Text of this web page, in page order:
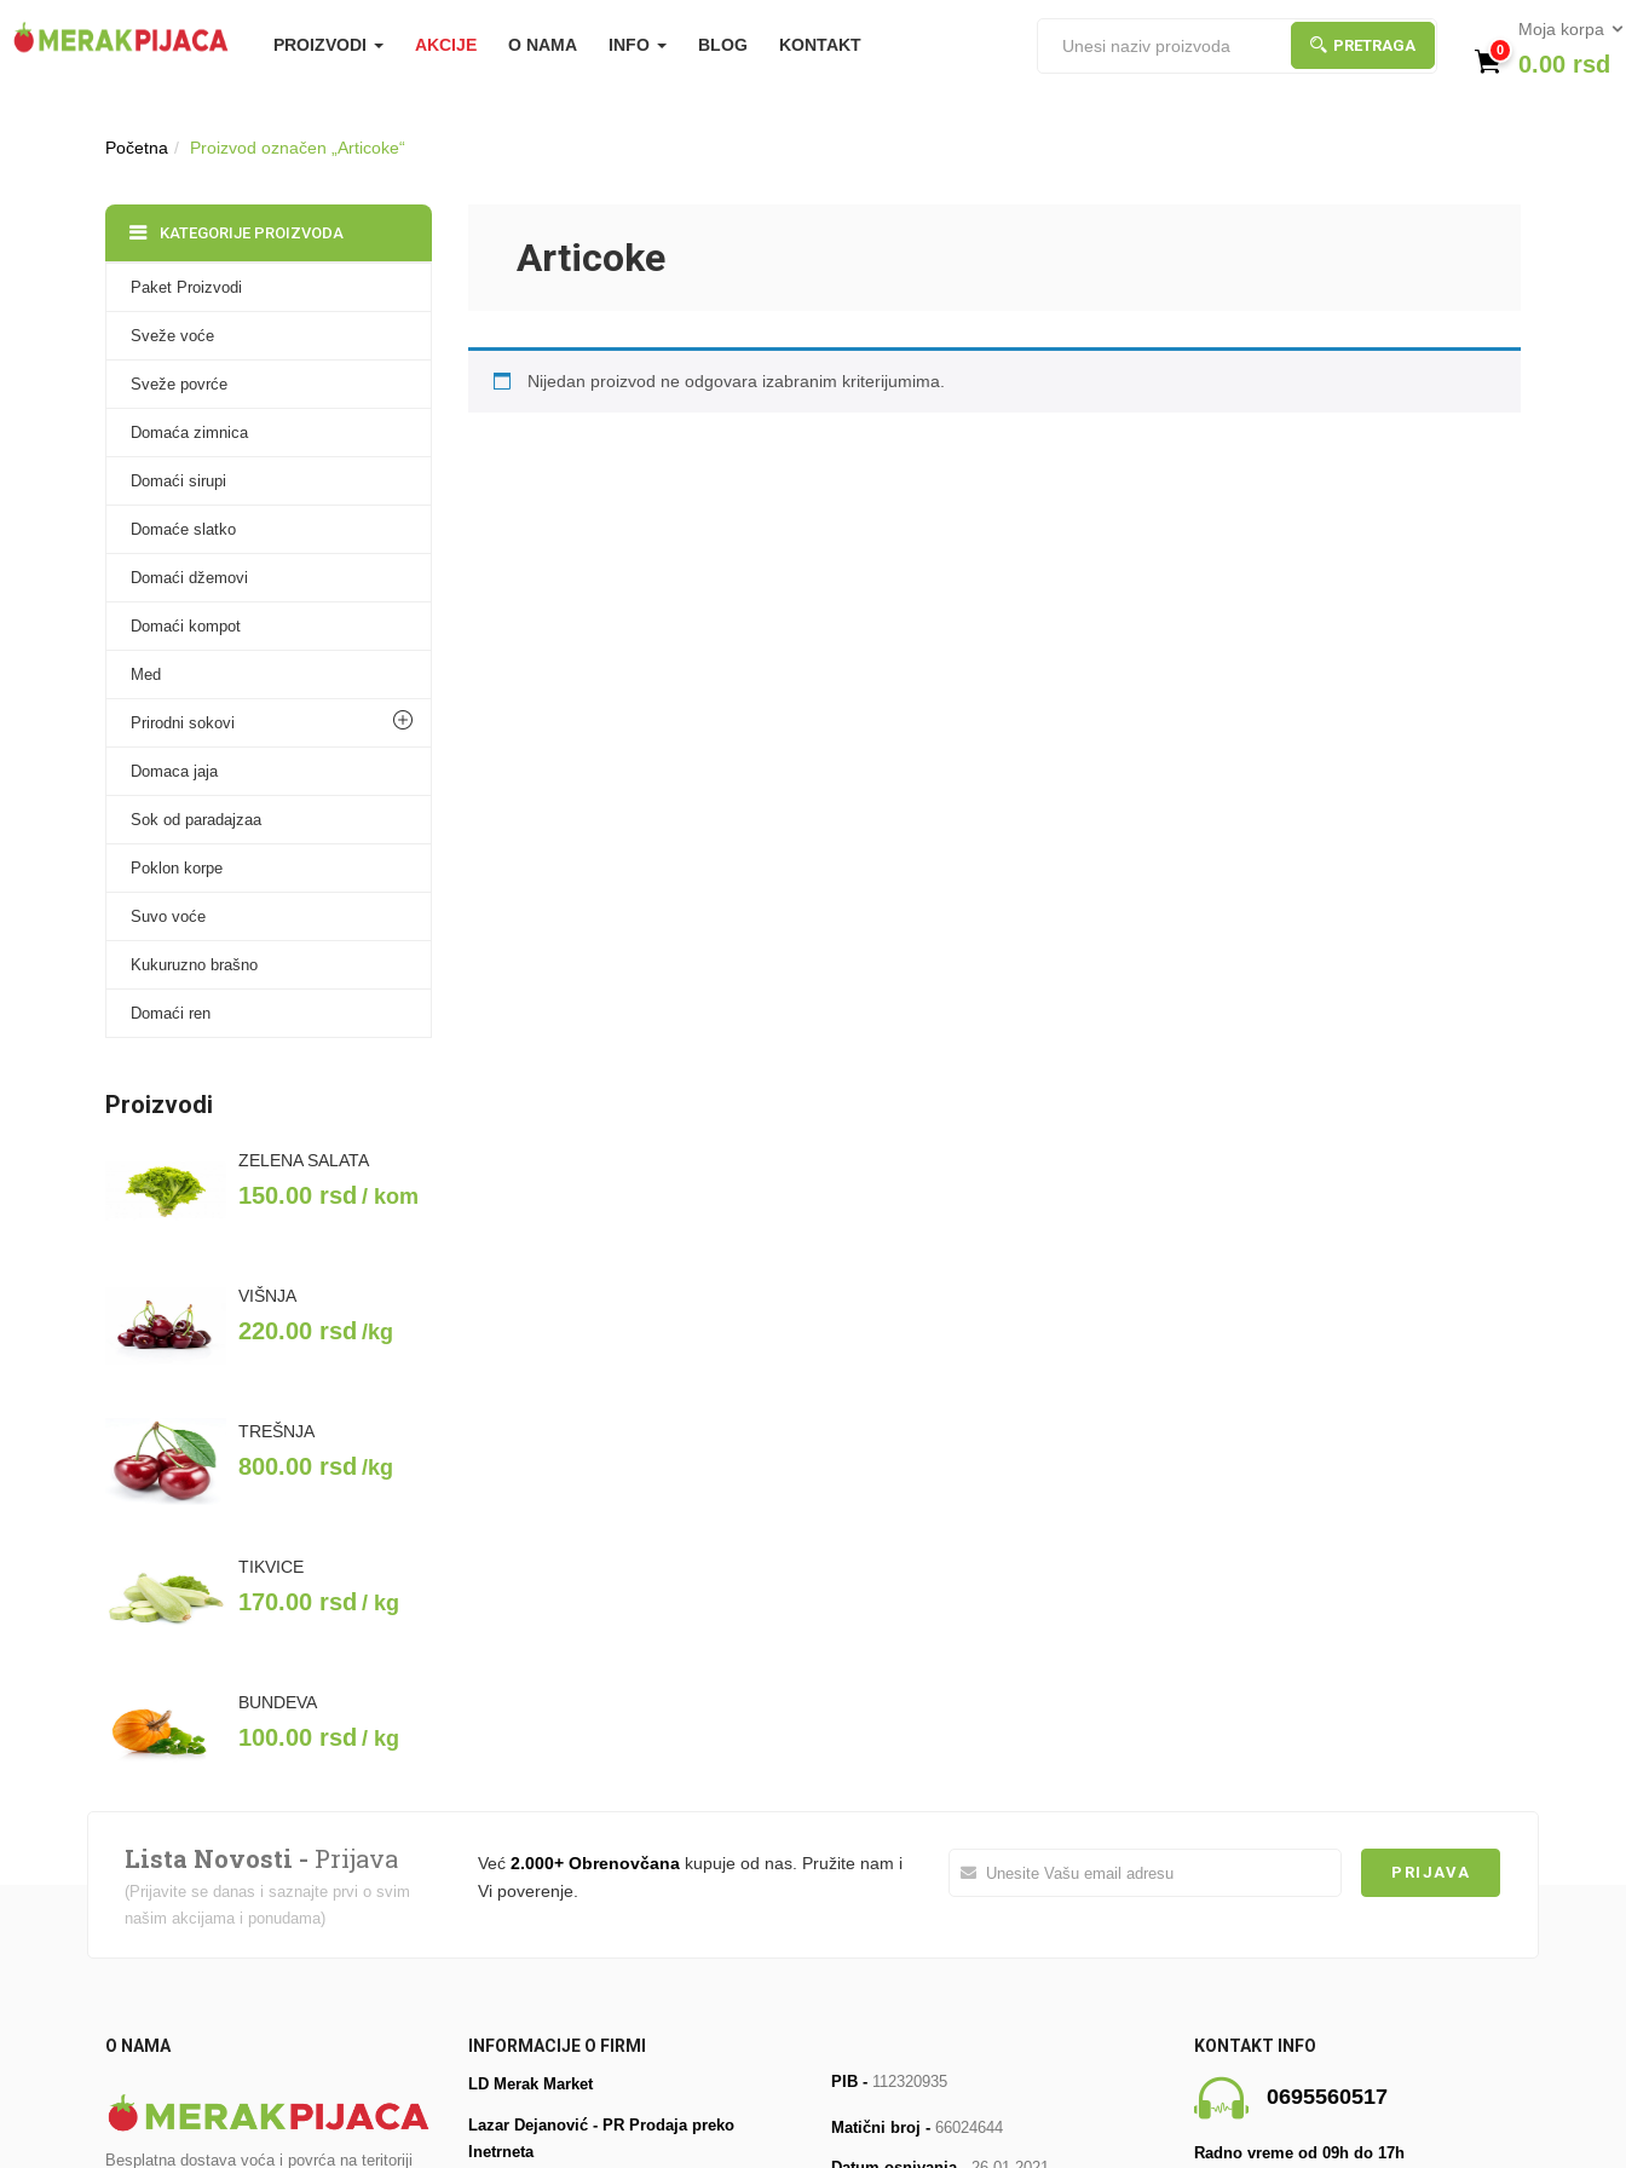
PROIZVODI AKCIJE O NAMA INFO BLOG KONTAKT PRETRAGA 0
Moja korpa
0.00 rsd
Početna Proizvod označen „Articoke“
Articoke
Nijedan proizvod ne odgovara izabranim kriterijumima.
KATEGORIJE PROIZVODA
Paket Proizvodi
Sveže voće
Sveže povrće
Domaća zimnica
Domaći sirupi
Domaće slatko
Domaći džemovi
Domaći kompot
Med
Prirodni sokovi
Domaca jaja
Sok od paradajzaa
Poklon korpe
Suvo voće
Kukuruzno brašno
Domaći ren
Proizvodi
ZELENA SALATA
150.00 rsd / kom
VIŠNJA
220.00 rsd /kg
TREŠNJA
800.00 rsd /kg
TIKVICE
170.00 rsd / kg
BUNDEVA
100.00 rsd / kg
Lista Novosti - Prijava
(Prijavite se danas i saznajte prvi o svim
našim akcijama i ponudama)
Već 2.000+ Obrenovčana kupuje od nas. Pružite nam i
Vi poverenje.
O NAMA
Besplatna dostava voća i povrća na teritoriji
INFORMACIJE O FIRMI
LD Merak Market
Lazar Dejanović - PR Prodaja preko
Inetrneta
PIB - 112320935
Matični broj - 66024644
KONTAKT INFO
0695560517
Radno vreme od 09h do 17h